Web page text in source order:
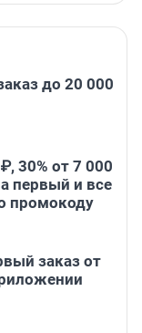
до 20 000
30% от 7 000
первый и все
промокоду
заказ от